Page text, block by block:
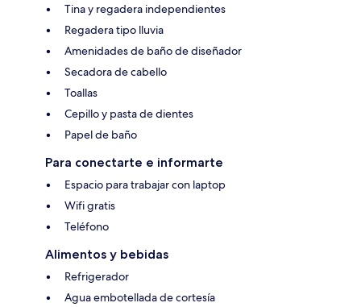
Tina y regadera independientes
Regadera tipo lluvia
Amenidades de baño de diseñador
Secadora de cabello
Toallas
Cepillo y pasta de dientes
Papel de baño
Para conectarte e informarte
Espacio para trabajar con laptop
Wifi gratis
Teléfono
Alimentos y bebidas
Refrigerador
Agua embotellada de cortesía